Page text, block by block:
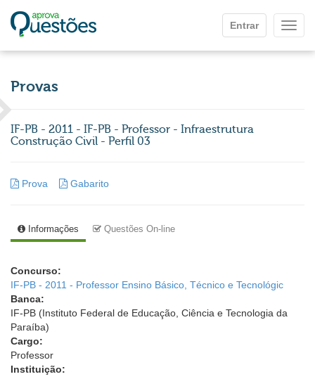
Entrar
Provas
IF-PB - 2011 - IF-PB - Professor - Infraestrutura 
Construção Civil - Perfil 03
Prova Gabarito
Informações Questões On-line
Concurso:
IF-PB - 2011 - Professor Ensino Básico, Técnico e Tecnológic
Banca:
IF-PB (Instituto Federal de Educação, Ciência e Tecnologia da
Paraíba)
Cargo:
Professor
Instituição: